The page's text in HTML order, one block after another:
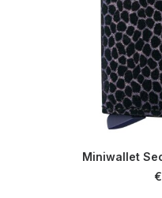
Miniwallet
€